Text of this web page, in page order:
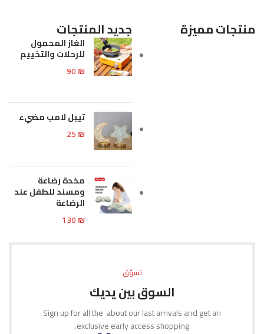
منتجات مميزة جديد المنتجات
الغاز المحمول
للرحلات والتخييم
90₪
تيبل لامب مضيء
25₪
مخدة رضاعة
ومسند للطفل عند
الرضاعة
130₪
تسوّق
السوق بين يديك
Sign up for all the about our last arrivals and get an
exclusive early access shopping.